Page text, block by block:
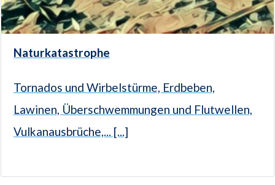
Naturkatastrophe
Tornados und Wirbelstürme, Erdbeben,
Lawinen, Überschwemmungen und Flutwellen,
Vulkanausbrüche,... [...]